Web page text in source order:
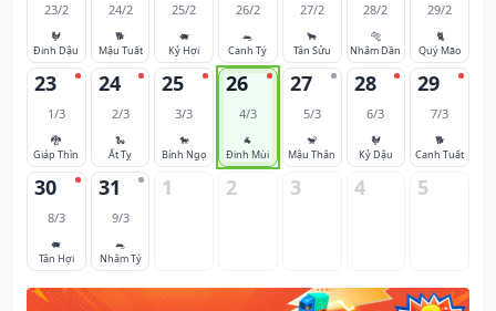
23/2
🐓
Đinh Dậu
24/2
🐕
Mậu Tuất
25/2
🐖
Kỷ Hợi
26/2
🐀
Canh Tý
27/2
🐂
Tân Sửu
28/2
🐅
Nhâm Dần
29/2
🐈
Quý Mão
23
1/3
🐉
Giáp Thìn
24
2/3
🐍
Ất Tỵ
25
3/3
🐎
Bính Ngọ
26
4/3
🐐
Đinh Mùi
27
5/3
🐒
Mậu Thân
28
6/3
🐓
Kỷ Dậu
29
7/3
🐕
Canh Tuất
30
8/3
🐖
Tân Hợi
31
9/3
🐀
Nhâm Tý
1 2 3 4 5